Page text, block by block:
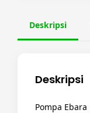
Deskripsi
Deskripsi
Pompa Ebara